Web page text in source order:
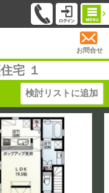
お問合せ
宅 １
検討リストに追加